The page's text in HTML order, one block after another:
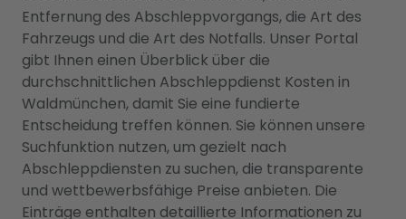
Entfernung des Abschleppvorgangs, die Art des
Fahrzeugs und die Art des Notfalls. Unser Portal
gibt Ihnen einen Überblick über die
durchschnittlichen Abschleppdienst Kosten in
Waldmünchen, damit Sie eine fundierte
Entscheidung treffen können. Sie können unsere
Suchfunktion nutzen, um gezielt nach
Abschleppdiensten zu suchen, die transparente
und wettbewerbsfähige Preise anbieten. Die
Einträge enthalten detaillierte Informationen zu